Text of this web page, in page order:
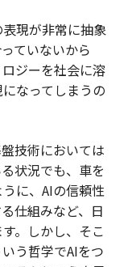
現が非常に抽象
ていないから
ジーを社会に溶
なってしまうの
技術においては
状況でも、車を
に、AIの信頼性
仕組みなど、日
。しかし、そこ
う哲学でAIをつ